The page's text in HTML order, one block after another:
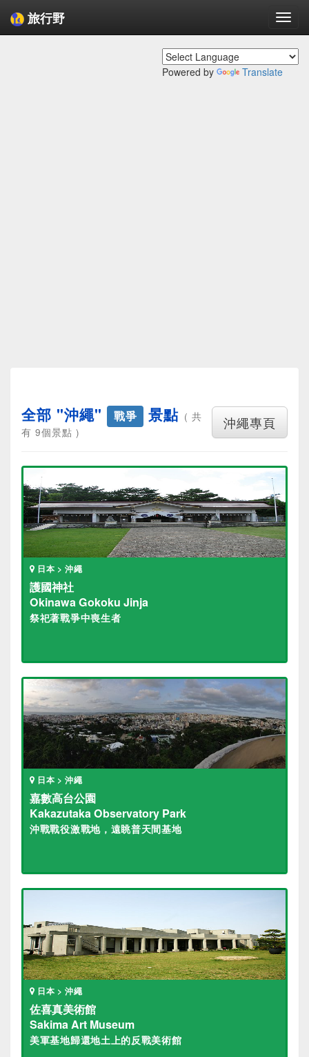
旅行野
Powered by Translate
沖繩專頁
全部 "沖繩" 戰爭 景點 ( 共
有 9個景點 )
日本 > 沖繩
護國神社
Okinawa Gokoku Jinja
祭祀著戰爭中喪生者
日本 > 沖繩
嘉數高台公園
Kakazutaka Observatory Park
沖戰戰役激戰地，遠眺普天間基地
日本 > 沖繩
佐喜真美術館
Sakima Art Museum
美軍基地歸還地土上的反戰美術館